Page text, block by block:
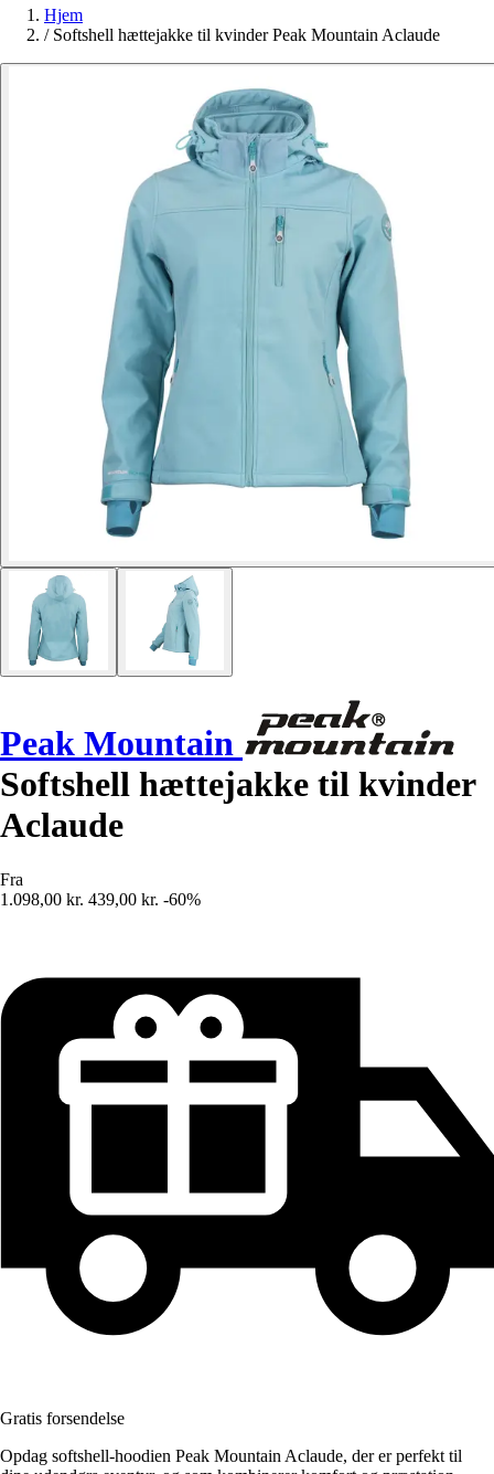
Hjem
/ Softshell hættejakke til kvinder Peak Mountain Aclaude
Peak Mountain
Softshell hættejakke til kvinder
Aclaude
Fra
1.098,00 kr. 439,00 kr. -60%
Gratis forsendelse
Opdag softshell-hoodien Peak Mountain Aclaude, der er perfekt til